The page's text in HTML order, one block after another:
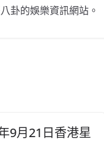
卦的娛樂資訊網站。
9月21日香港星